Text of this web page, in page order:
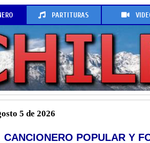
PARTITURAS
5 de 2026
CANCIONERO POPULAR Y